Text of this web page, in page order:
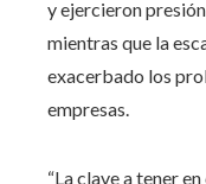
y ejercieron
mientras que la
exacerbado los
empresas.
“La clave a tener